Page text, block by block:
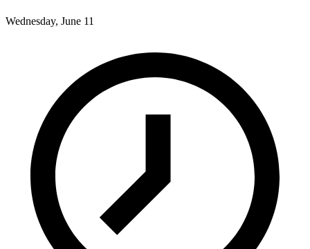
Wednesday, June 11